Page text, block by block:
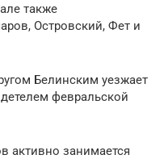
также
Островский, Фет и
Белинским уезжает
февральской
активно занимается